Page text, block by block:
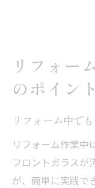
リフォー
のポイント
リフォーム中で
リフォーム作業中
フロントガラスが
が、簡単に実践で